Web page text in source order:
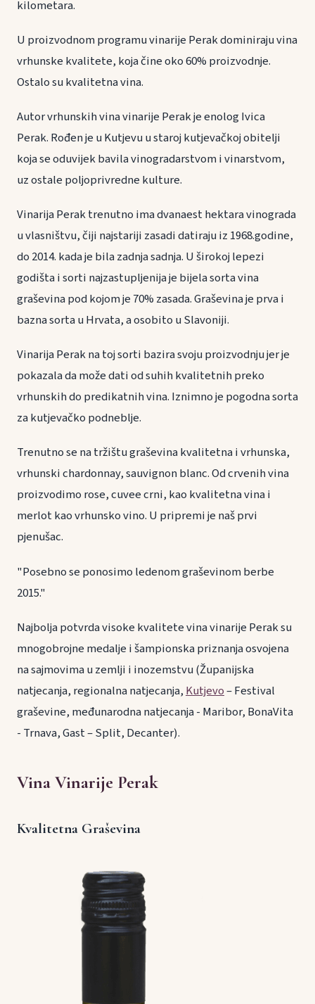
kilometara.
U proizvodnom programu vinarije Perak dominiraju vina
vrhunske kvalitete, koja čine oko 60% proizvodnje.
Ostalo su kvalitetna vina.
Autor vrhunskih vina vinarije Perak je enolog Ivica
Perak. Rođen je u Kutjevu u staroj kutjevačkoj obitelji
koja se oduvijek bavila vinogradarstvom i vinarstvom,
uz ostale poljoprivredne kulture.
Vinarija Perak trenutno ima dvanaest hektara vinograda
u vlasništvu, čiji najstariji zasadi datiraju iz 1968.godine,
do 2014. kada je bila zadnja sadnja. U širokoj lepezi
godišta i sorti najzastupljenija je bijela sorta vina
graševina pod kojom je 70% zasada. Graševina je prva i
bazna sorta u Hrvata, a osobito u Slavoniji.
Vinarija Perak na toj sorti bazira svoju proizvodnju jer je
pokazala da može dati od suhih kvalitetnih preko
vrhunskih do predikatnih vina. Iznimno je pogodna sorta
za kutjevačko podneblje.
Trenutno se na tržištu graševina kvalitetna i vrhunska,
vrhunski chardonnay, sauvignon blanc. Od crvenih vina
proizvodimo rose, cuvee crni, kao kvalitetna vina i
merlot kao vrhunsko vino. U pripremi je naš prvi
pjenušac.
"Posebno se ponosimo ledenom graševinom berbe
2015."
Najbolja potvrda visoke kvalitete vina vinarije Perak su
mnogobrojne medalje i šampionska priznanja osvojena
na sajmovima u zemlji i inozemstvu (Županijska
natjecanja, regionalna natjecanja,Kutjevo– Festival
graševine, međunarodna natjecanja - Maribor, BonaVita
- Trnava, Gast – Split, Decanter).
Vina Vinarije Perak
Kvalitetna Graševina